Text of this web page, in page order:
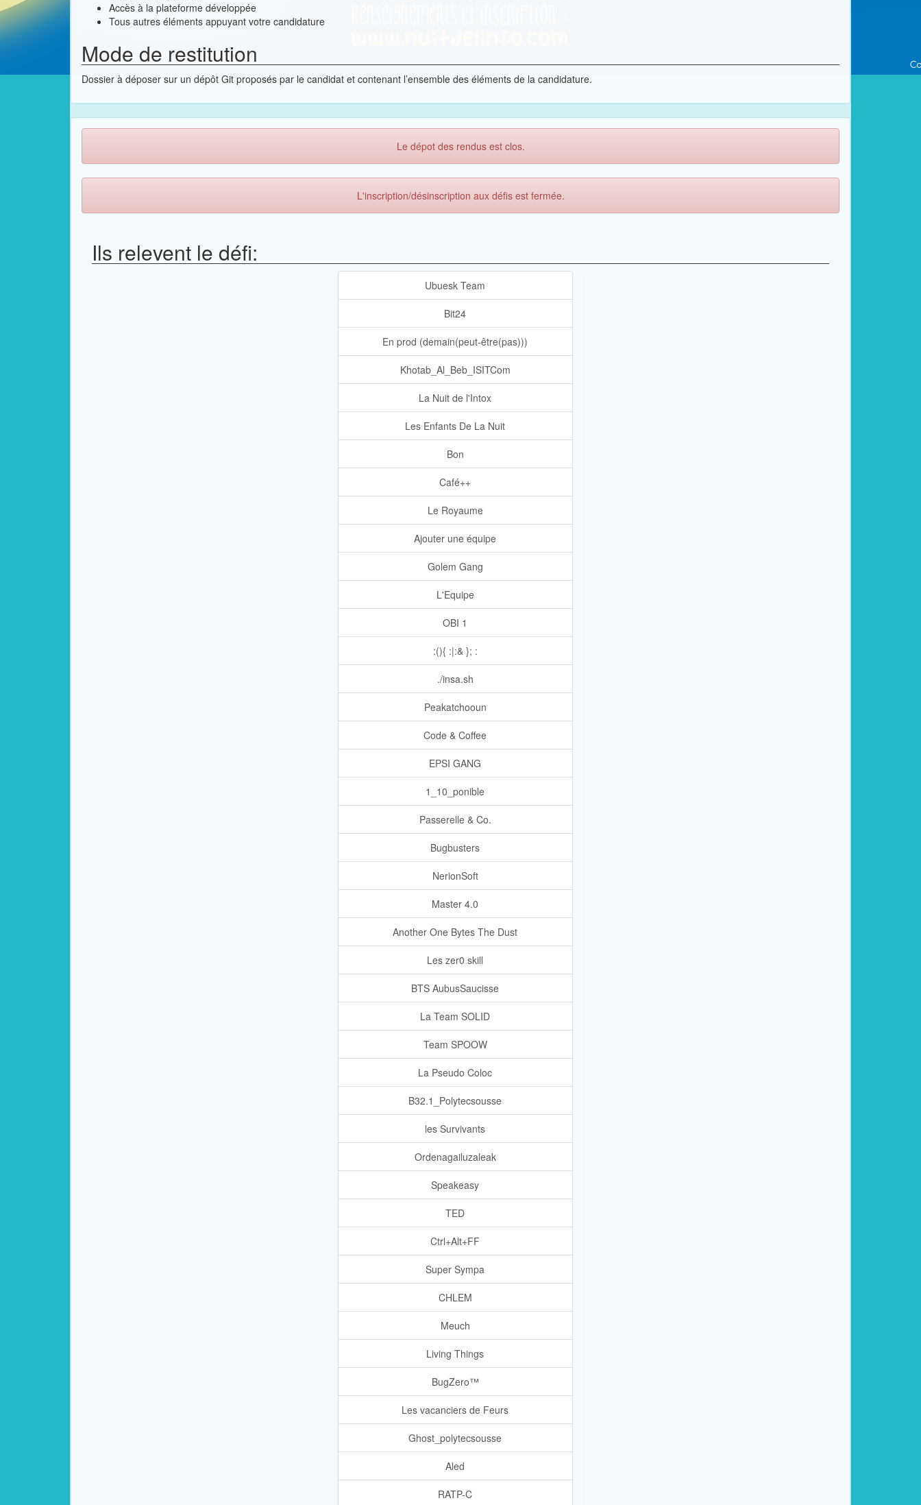
Accès à la plateforme développée
Tous autres éléments appuyant votre candidature
Mode de restitution
Dossier à déposer sur un dépôt Git proposés par le candidat et contenant l’ensemble des éléments de la candidature.
Le dépot des rendus est clos.
L'inscription/désinscription aux défis est fermée.
Ils relevent le défi:
Ubuesk Team
Bit24
En prod (demain(peut-être(pas)))
Khotab_Al_Beb_ISITCom
La Nuit de l'Intox
Les Enfants De La Nuit
Bon
Café++
Le Royaume
Ajouter une équipe
Golem Gang
L'Equipe
OBI 1
:(){ :|:& }; :
./insa.sh
Peakatchooun
Code & Coffee
EPSI GANG
1_10_ponible
Passerelle & Co.
Bugbusters
NerionSoft
Master 4.0
Another One Bytes The Dust
Les zer0 skill
BTS AubusSaucisse
La Team SOLID
Team SPOOW
La Pseudo Coloc
B32.1_Polytecsousse
les Survivants
Ordenagailuzaleak
Speakeasy
TED
Ctrl+Alt+FF
Super Sympa
CHLEM
Meuch
Living Things
BugZero™
Les vacanciers de Feurs
Ghost_polytecsousse
Aled
RATP-C